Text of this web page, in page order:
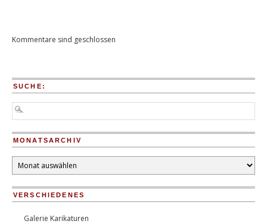
Kommentare sind geschlossen
SUCHE:
MONATSARCHIV
Monatsarchiv
VERSCHIEDENES
Galerie Karikaturen